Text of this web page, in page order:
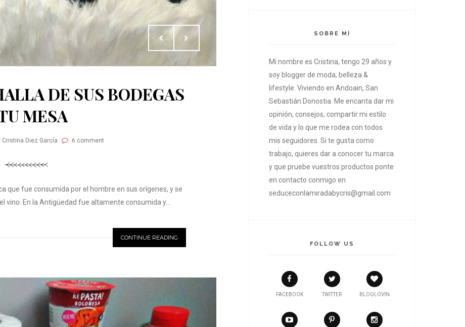
DE SUS BODEGAS
MESA
Cristina Diez García 6 comment
que fue consumida por el hombre en sus orígenes, y se
vino. En la Antigüedad fue altamente consumida y...
CONTINUE READING
SOBRE MÍ
Mi nombre es Cristina, tengo 29 años y
soy blogger de moda, belleza &
lifestyle. Viviendo en Andoain, San
Sebastián Donostia. Me encanta dar mi
opinión, consejos, compartir mi estilo
de vida y lo que me rodea con todos
mis seguidores. Si te gusta como
trabajo, quieres dar a conocer tu marca
y que pruebe vuestros productos ponte
en contacto conmigo en
seduceconlamiradabycris@gmail.com
FOLLOW US
FACEBOOK TWITTER BLOGLOVIN